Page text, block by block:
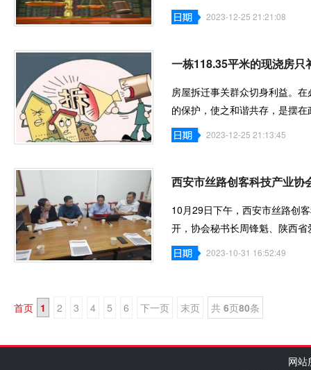
义。我应得2023-12-25 21:21:08
一栋118.35平米的现浇房只
房屋拆迁事关群众切身利益。
的保护，使之和谐共存，是摆
的实际损失2023-12-25 21:13:45
西安市丝路创客科技产业协
10月29日下午，西安市丝路创
开，协会秘书长周锋魁、陕西
者代表17人参2023-10-31 16:52:49
首页 1 2 3 4 5 6 下一页 末页 共 6页80条
网站